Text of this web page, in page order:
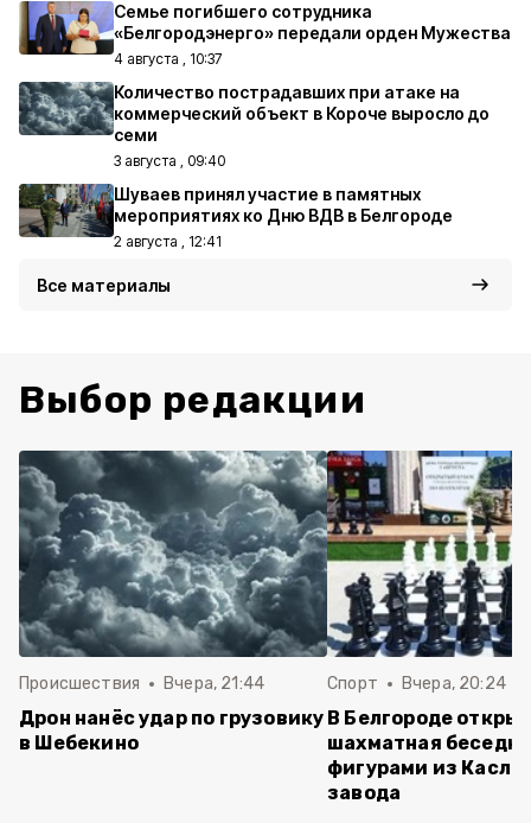
Семье погибшего сотрудника
«Белгородэнерго» передали орден Мужества
4 августа , 10:37
Количество пострадавших при атаке на
коммерческий объект в Короче выросло до
семи
3 августа , 09:40
Шуваев принял участие в памятных
мероприятиях ко Дню ВДВ в Белгороде
2 августа , 12:41
Все материалы
Выбор редакции
Происшествия Вчера, 21:44
Дрон нанёс удар по грузовику
в Шебекино
Спорт Вчера, 20:24
В Белгороде
шахматная
фигурами из
завода